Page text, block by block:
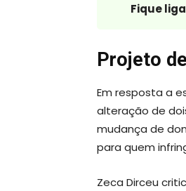
Fique
Projeto
Em resposta a
alteração de
mudança de
para quem
Zeca Dirceu